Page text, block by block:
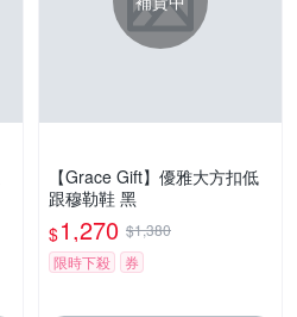
【Grace Gift】優雅大方扣低
跟穆勒鞋 黑
$1,270 $1,380
限時下殺
券